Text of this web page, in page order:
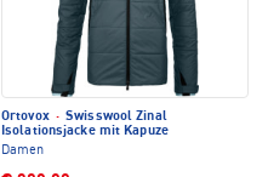
Ortovox · Swisswool Zinal
Isolationsjacke mit Kapuze
Damen